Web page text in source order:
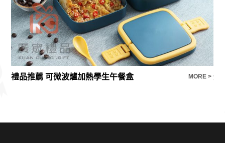
禮品推薦 可微波爐加熱學生午餐盒 MORE > 賓